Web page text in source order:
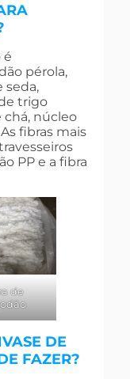
é
pérola,
seda,
trigo
chá, núcleo
fibras mais
PP e a fibra
de
DE
FAZER?